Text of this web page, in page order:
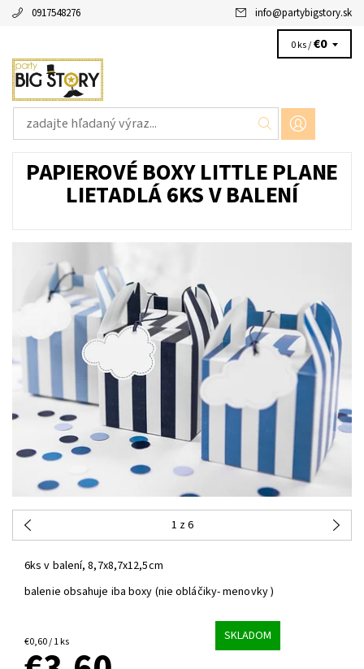
0917548276 info@partybigstory.sk
0 ks /€0
PAPIEROVÉ BOXY LITTLE PLANE
LIETADLÁ 6KS V BALENÍ
1 z 6
6ks v balení, 8,7x8,7x12,5cm
balenie obsahuje iba boxy (nie obláčiky- menovky )
€0,60 / 1 ks SKLADOM